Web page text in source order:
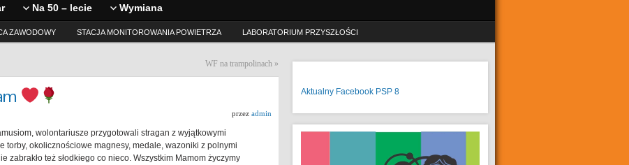
Na 50 – lecie Wymiana
ZAWODOWY STACJA MONITOROWANIA POWIETRZA LABORATORIUM PRZYSZŁOŚCI
WF na trampolinach »
przez admin
wolontariusze przygotowali stragan z wyjątkowymi
torby, okolicznościowe magnesy, medale, wazoniki z polnymi
zabrakło też słodkiego co nieco. Wszystkim Mamom życzymy
Aktualny Facebook PSP 8